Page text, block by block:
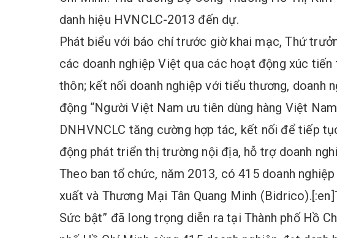
danh hiệu HVNCLC-2013 đến dự.
Phát biểu với báo chí trước giờ khai mạc, Thứ
các doanh nghiệp Việt qua các hoạt động xúc
thôn; kết nối doanh nghiệp với tiểu thương, doanh
động “Người Việt Nam ưu tiên dùng hàng Việt
DNHVNCLC tăng cường hợp tác, kết nối để tiếp
động phát triển thị trường nội địa, hỗ trợ doanh
Theo ban tổ chức, năm 2013, có 415 doanh
xuất và Thương Mại Tân Quang Minh
Sức bật” đã long trọng diễn ra tại Thành phố Hồ